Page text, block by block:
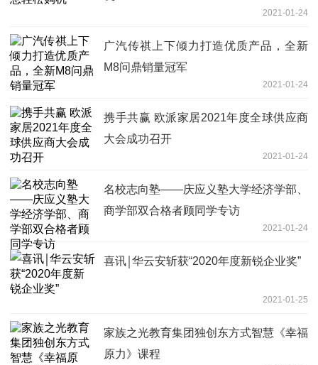
2021-01-24
广汽传祺上下倾力打造优质产品，全新
M8问鼎销量冠军
2021-01-24
携手共赢 欧派家居2021年度全球供应商
大会成功召开
2021-01-24
名校志向塾——庆应义塾大学经济学部、
商学部双合格者顾同学专访
2021-01-24
喜讯￨华云安斩获“2020年度新锐企业奖”
2021-01-25
家族之光教育集团独创东方式智慧《幸福
原力》课程